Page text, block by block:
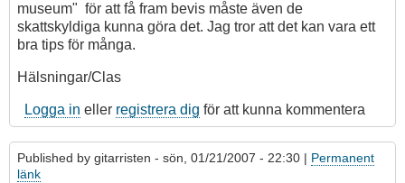
museum" för att få fram bevis måste även de
skattskyldiga kunna göra det. Jag tror att det kan vara ett
bra tips för många.
Hälsningar/Clas
Logga in eller registrera dig för att kunna kommentera
Published by gitarristen - sön, 01/21/2007 - 22:30 | Permanent
länk